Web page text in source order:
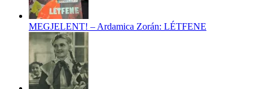
MEGJELENT! – Ardamica Zorán: LÉTFENE